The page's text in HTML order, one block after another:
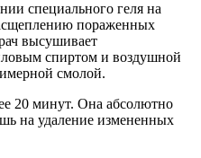
специального геля на
пораженных
высушивает
спиртом и воздушной
смолой.
20 минут. Она абсолютно
на удаление измененных